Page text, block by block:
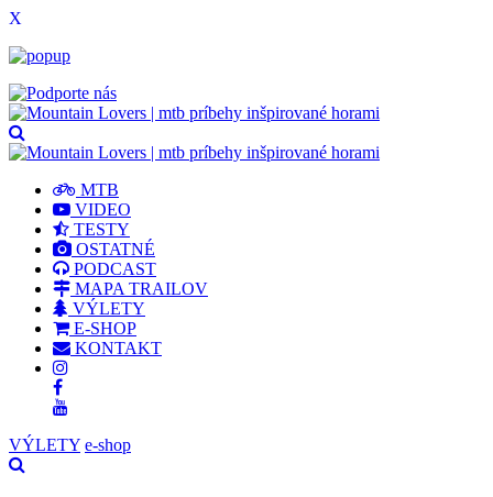
X
MTB
VIDEO
TESTY
OSTATNÉ
PODCAST
MAPA TRAILOV
VÝLETY
E-SHOP
KONTAKT
VÝLETY e-shop